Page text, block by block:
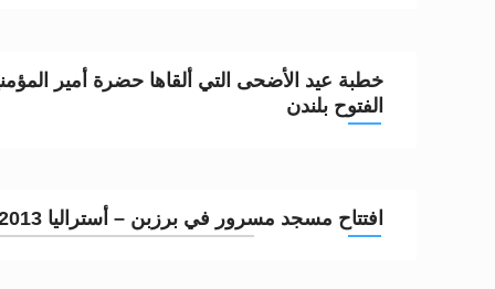
الحجّ.. دلالات، حِكم، وأهداف >>
الفتوح بلندن
افتتاح مسجد مسرور في برزبن – أستراليا 23/10/2013